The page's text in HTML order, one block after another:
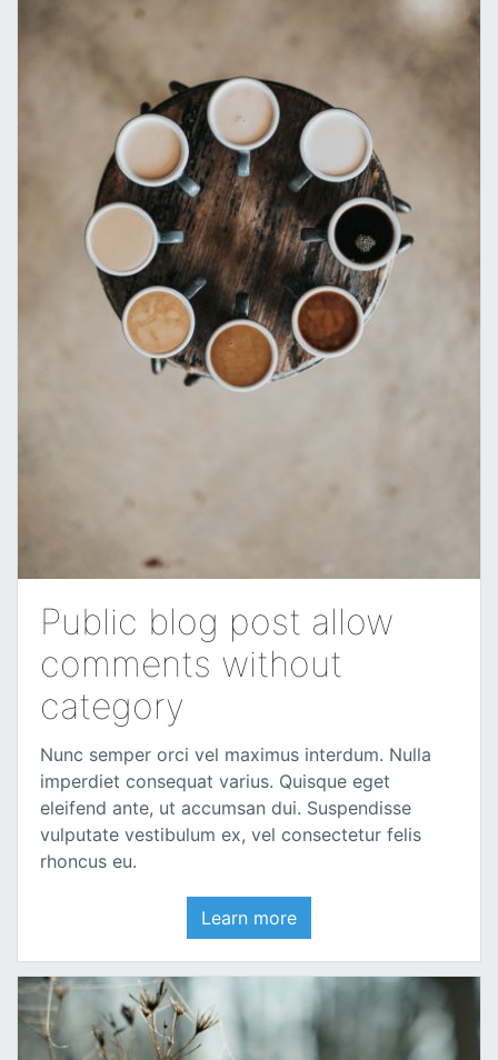
Public blog post allow
comments without
category
Nunc semper orci vel maximus interdum. Nulla
imperdiet consequat varius. Quisque eget
eleifend ante, ut accumsan dui. Suspendisse
vulputate vestibulum ex, vel consectetur felis
rhoncus eu.
Learn more